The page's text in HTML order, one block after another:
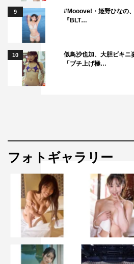
んですけどね、アクションは全く
後もしアクションをする機会があ
して、もっとうまくできるよう頑
◆撮影中の現場の雰囲気やエピソ
見つけようとしてくれました。
加できる悦びを感じることができ
影でしたが、とてつもなく達成感
◆ドラマを楽しみにしているファ
「パンチの効いた悪い女です。男
み取る美羽。その、ある種古典的
ことになるとは思いませんでした
9
#Mooove!・姫野ひなの
『BLT…
10
似鳥沙也加、大胆ビキ
「ブチ上げ極…
フォトギャラリー